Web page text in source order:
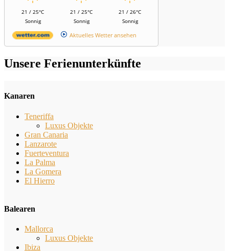
21 / 25°C
Sonnig
21 / 25°C
Sonnig
21 / 26°C
Sonnig
Aktuelles Wetter ansehen
Unsere Ferienunterkünfte
Kanaren
Teneriffa
Luxus Objekte
Gran Canaria
Lanzarote
Fuerteventura
La Palma
La Gomera
El Hierro
Balearen
Mallorca
Luxus Objekte
Ibiza